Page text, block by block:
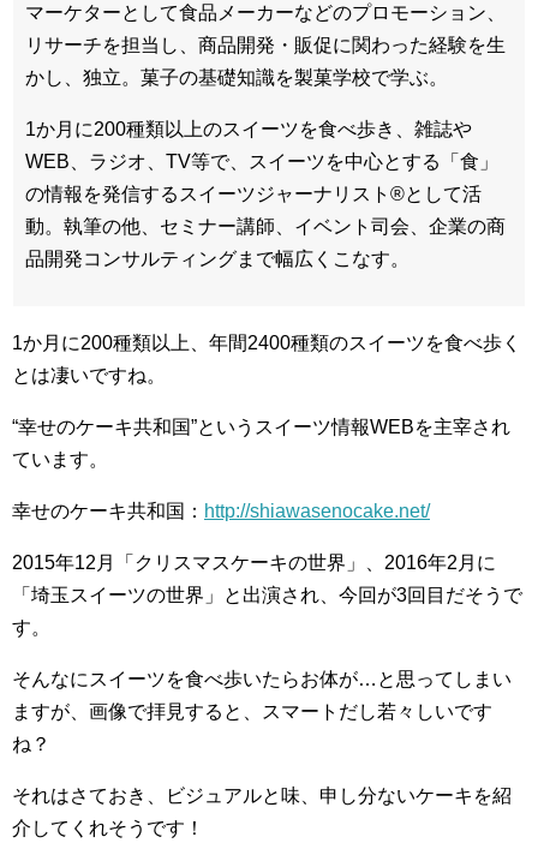
マーケターとして食品メーカーなどのプロモーション、
リサーチを担当し、商品開発・販促に関わった経験を生
かし、独立。菓子の基礎知識を製菓学校で学ぶ。
1か月に200種類以上のスイーツを食べ歩き、雑誌や
WEB、ラジオ、TV等で、スイーツを中心とする「食」
の情報を発信するスイーツジャーナリスト®として活
動。執筆の他、セミナー講師、イベント司会、企業の商
品開発コンサルティングまで幅広くこなす。
1か月に200種類以上、年間2400種類のスイーツを食べ歩く
とは凄いですね。
“幸せのケーキ共和国”というスイーツ情報WEBを主宰され
ています。
幸せのケーキ共和国： http://shiawasenocake.net/
2015年12月「クリスマスケーキの世界」、2016年2月に
「埼玉スイーツの世界」と出演され、今回が3回目だそうで
す。
そんなにスイーツを食べ歩いたらお体が…と思ってしまい
ますが、画像で拝見すると、スマートだし若々しいです
ね？
それはさておき、ビジュアルと味、申し分ないケーキを紹
介してくれそうです！